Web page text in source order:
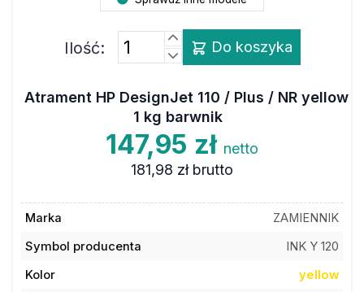
Ilość: Do koszyka
Atrament HP DesignJet 110 / Plus / NR yellow
1 kg barwnik
147,95 zł netto
181,98 zł brutto
Marka
ZAMIENNIK
Symbol producenta
INK Y 120
Kolor
yellow